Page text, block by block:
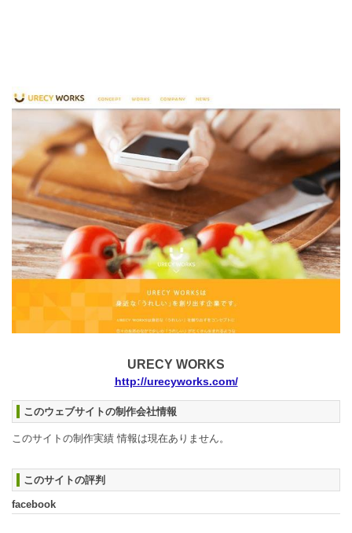
URECY WORKS
http://urecyworks.com/
このウェブサイトの制作会社情報
このサイトの制作実績 情報は現在ありません。
このサイトの評判
facebook